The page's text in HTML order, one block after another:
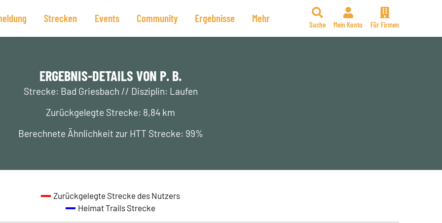
Strecken Events Community Ergebnisse Mehr
Suche Mein Konto Für Firmen
ERGEBNIS-DETAILS VON P. B.
Strecke: Bad Griesbach // Disziplin: Laufen
Zurückgelegte Strecke: 8,84 km
Berechnete Ähnlichkeit zur HTT Strecke: 99%
Zurückgelegte Strecke des Nutzers
Heimat Trails Strecke